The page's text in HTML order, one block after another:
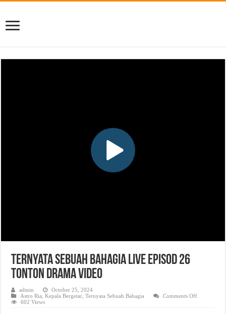
Ternyata Sebuah Bahagia Live Episod 26
Tonton Drama Video
admin
October 25, 2024
Astro Ria ,Kepala Bergetar ,Ternyata Sebuah Bahagia Comments Offon
602 Views